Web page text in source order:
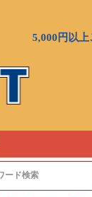
5,000円以